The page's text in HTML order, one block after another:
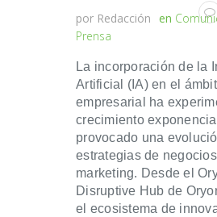
por Redacción en
Prensa
La incorporación de la
Artificial (IA) en el
empresarial ha
crecimiento
provocado una
estrategias de
marketing. Desde el
Disruptive Hub de
el ecosistema de